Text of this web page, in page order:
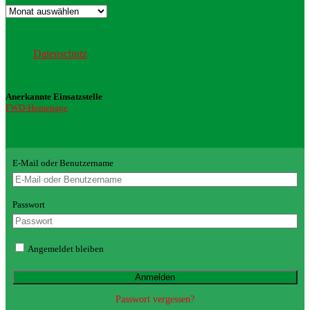
Archiv
Datenschutz
Anerkannte Einsatzstelle
FWD-Homepage
E-Mail oder Benutzername
Passwort
Angemeldet bleiben
Passwort vergessen?